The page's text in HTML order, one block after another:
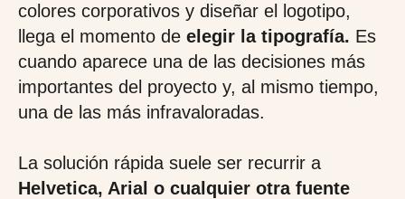
colores corporativos y diseñar el logotipo,
llega el momento de elegir la tipografía. Es
cuando aparece una de las decisiones más
importantes del proyecto y, al mismo tiempo,
una de las más infravaloradas.
La solución rápida suele ser recurrir a
Helvetica, Arial o cualquier otra fuente